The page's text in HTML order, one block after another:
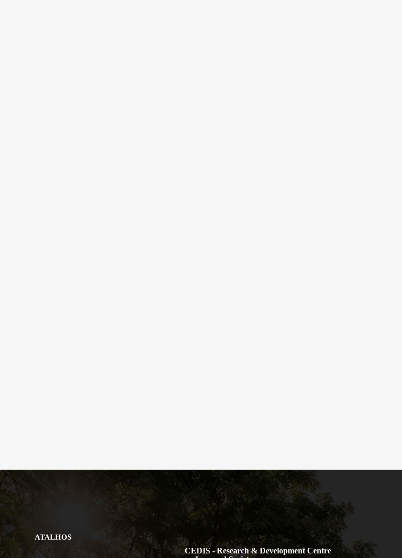
ATALHOS
CEDIS - Research & Development Centre